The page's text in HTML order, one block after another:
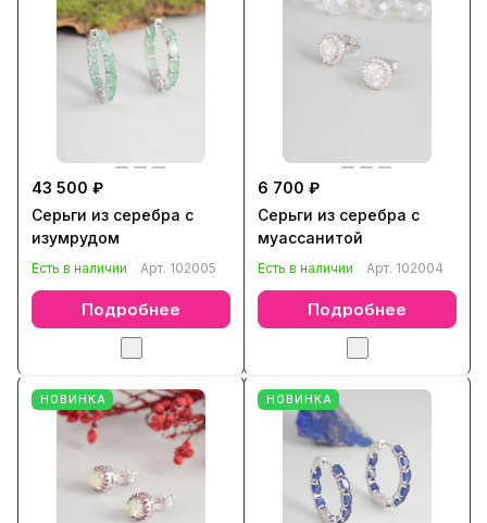
43 500 ₽
Серьги из серебра с
изумрудом
Есть в наличии Арт. 102005
Подробнее
6 700 ₽
Серьги из серебра с
муассанитой
Есть в наличии Арт. 102004
Подробнее
НОВИНКА НОВИНКА